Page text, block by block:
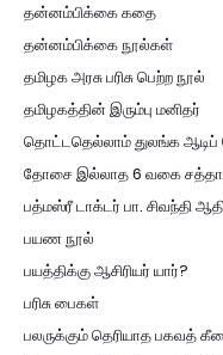
தன்னம்பிக்கை கதை
தன்னம்பிக்கை நூல்கள்
தமிழக அரசு பரிசு பெற்ற நூல்
தமிழகத்தின் இரும்பு மனிதர்
தொட்டதெல்லாம் துலங்க ஆடிப்
தோசை இல்லாத 6 வகை
பத்மஸ்ரீ டாக்டர் பா. சிவந்தி
பயண நூல்
பயத்திக்கு ஆசிரியர் யார்?
பரிசு பைகள்
பலருக்கும் தெரியாத பகவத்